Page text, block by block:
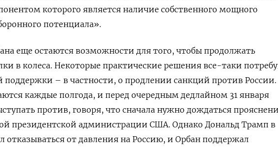
которого является наличие собственного мощного
потенциала».
еще остаются возможности для того, чтобы продолжать
в колеса. Некоторые практические решения все-таки
поддержки – в частности, о продлении санкций против России.
каждые полгода, и перед очередным дедлайном 31 января
против, говоря, что сначала нужно дождаться
президентской администрации США. Однако Дональд Трамп в
отказываться от давления на Россию, и Орбан поддержал